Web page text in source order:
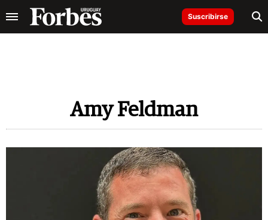
Suscribirse
Amy Feldman